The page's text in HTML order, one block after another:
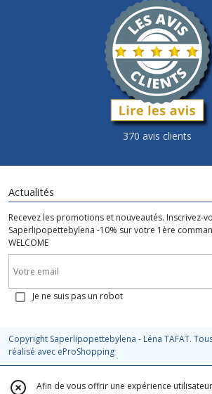
370 avis clients
Actualités
Recevez les promotions et nouveautés. Inscrivez-
Saperlipopettebylena -10% sur votre 1ère
WELCOME
Je ne suis pas un robot
Copyright Saperlipopettebylena - Léna TAFAT.
réalisé avec eProShopping
Afin de vous offrir une expérience